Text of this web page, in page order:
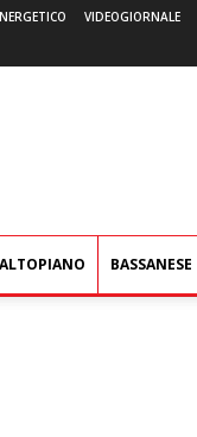
VIDEOGIORNALE
ALTOPIANO BASSANESE